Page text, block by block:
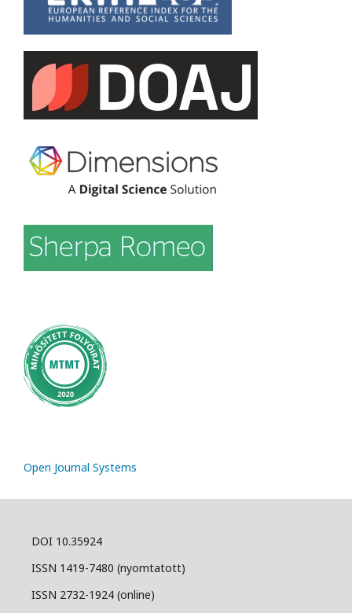
Open Journal Systems
DOI 10.35924
ISSN 1419-7480 (nyomtatott)
ISSN 2732-1924 (online)